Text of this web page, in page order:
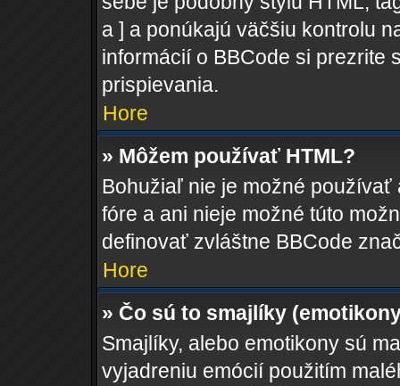
a ] a ponúkajú väčšiu kontrolu
informácií o BBCode si prezrite
prispievania.
Hore
» Môžem používať HTML?
Bohužiaľ nie je možné
fóre a ani nieje možné túto
definovať zvláštne BBCode
Hore
» Čo sú to smajlíky
Smajlíky, alebo emotikony sú
vyjadreniu emócií použitím